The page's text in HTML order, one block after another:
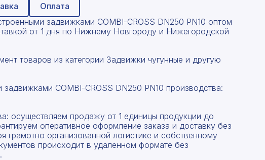
Оплата
задвижками COMBI-CROSS DN250 PN10 оптом
от 1 дня по Нижнему Новгороду и Нижегородской
товаров из категории Задвижки чугунные и другую
COMBI-CROSS DN250 PN10 производства:
осуществляем продажу от 1 единицы продукции до
оперативное оформление заказа и доставку без
грамотно организованной логистике и собственному
происходит в удаленном формате без